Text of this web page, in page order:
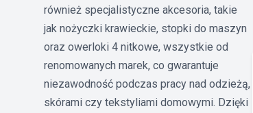
również specjalistyczne akcesoria, takie
jak nożyczki krawieckie, stopki do maszyn
oraz owerloki 4 nitkowe, wszystkie od
renomowanych marek, co gwarantuje
niezawodność podczas pracy nad odzieżą,
skórami czy tekstyliami domowymi. Dzięki